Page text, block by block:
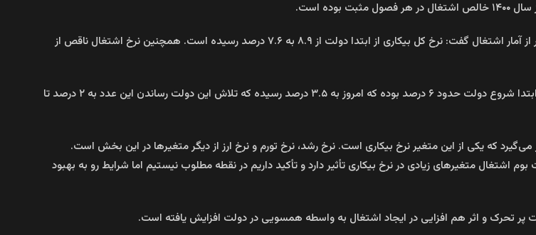
است.
معاون توسعه، کارآفرینی و اشتغال وزارت تعاون، کار و رفاه اجتماعی با اشاره به بخشی دیگر از آمار اشتغال گفت: نرخ کل بیکاری از ابتدا دولت از ۸.۹ به ۷.۶ درصد رسیده است. همچنین نرخ اشتغال ناقص از
کریمی بیرانوند اضافه کرد: فاصله نرخ بیکاری فارغ‌التحصیلان نسبت به کل بیکاری کشور در ابتدا شروع دولت حدود ۶ درصد بوده که امروز به ۳.۵ درصد رسیده که تلاش این دولت رساندن این عدد به ۲ درصد تا
اشتغال متغیرهای زیادی در نرخ بیکاری تأثیر دارد و تأکید داریم در نقطه مطلوب نیستیم اما شرایط رو به بهبود
تحرک و اثر هم افزایی در ایجاد اشتغال به واسطه همسویی در دولت افزایش یافته است.